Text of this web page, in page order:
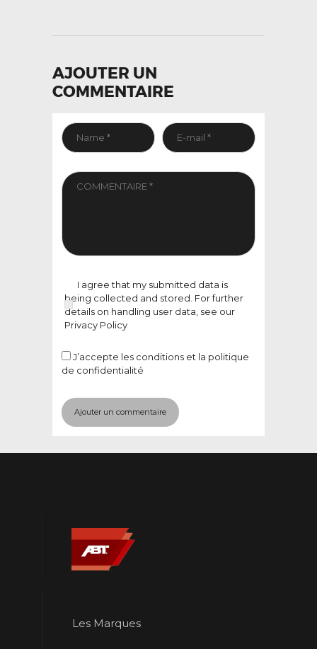
AJOUTER UN
COMMENTAIRE
I agree that my submitted data is
being collected and stored. For further
details on handling user data, see our
Privacy Policy
J’accepte les conditions et la politique
de confidentialité
Les Marques